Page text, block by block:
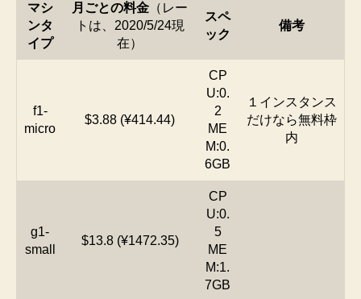
マシ
ンタ
イプ
月ごとの料金 （レー
トは、2020/5/24現
在）
スペ
ック
備考
f1-
micro
$3.88 (¥414.44)
CP
U:0.
2
ME
M:0.
6GB
１インスタンス
だけなら無料枠
内
g1-
small
$13.8 (¥1472.35)
CP
U:0.
5
ME
M:1.
7GB